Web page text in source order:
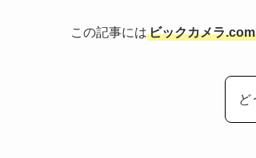
この記事にはビックカメラ
ど